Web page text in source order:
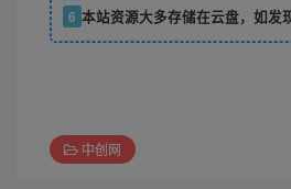
6 本站资源大多存储在云盘，如发
中创网